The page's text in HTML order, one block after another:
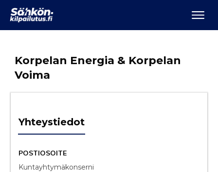
Korpelan Energia & Korpelan
Voima
Yhteystiedot
POSTIOSOITE
Kuntayhtymäkonserni